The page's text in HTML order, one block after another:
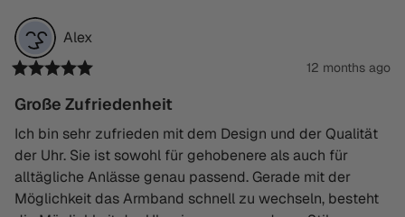
Alex
12 months ago
Große Zufriedenheit
Ich bin sehr zufrieden mit dem Design und der Qualität
der Uhr. Sie ist sowohl für gehobenere als auch für
alltägliche Anlässe genau passend. Gerade mit der
Möglichkeit das Armband schnell zu wechseln, besteht